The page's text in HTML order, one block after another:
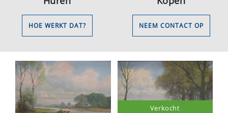
HOE WERKT DAT? NEEM CONTACT OP
Verkocht